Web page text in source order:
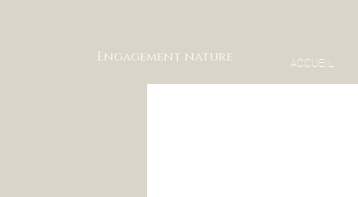
Engagement nature ACCUEIL